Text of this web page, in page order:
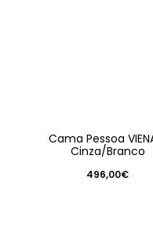
Cama Pessoa
Cinza/Branco
496,00€